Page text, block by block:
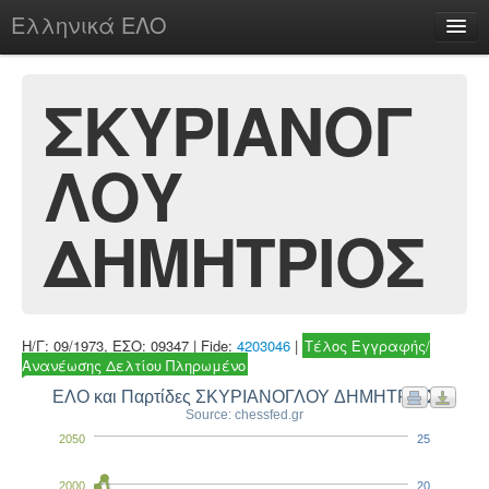
Ελληνικά ΕΛΟ
chesstu.be @ discord
Login
ΣΚΥΡΙΑΝΟΓ
ΛΟΥ
ΔΗΜΗΤΡΙΟΣ
Η/Γ: 09/1973, ΕΣΟ: 09347 | Fide: 4203046 | Τέλος Εγγραφής/
Ανανέωσης Δελτίου Πληρωμένο
ΕΛΟ και Παρτίδες ΣΚΥΡΙΑΝΟΓΛΟΥ ΔΗΜΗΤΡΙΟΣ
Source: chessfed.gr
2000
2050
20
25